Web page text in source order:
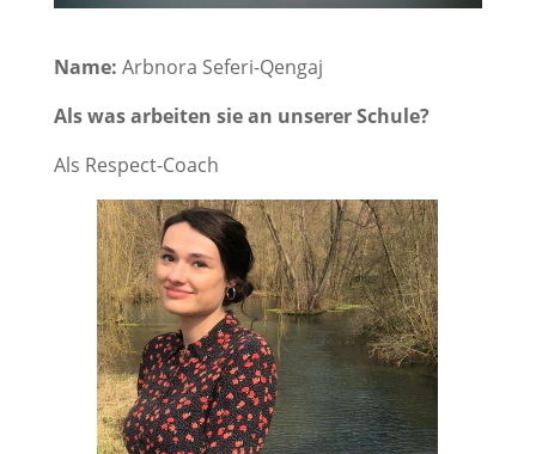
Name: Arbnora Seferi-Qengaj
Als was arbeiten sie an unserer Schule?
Als Respect-Coach